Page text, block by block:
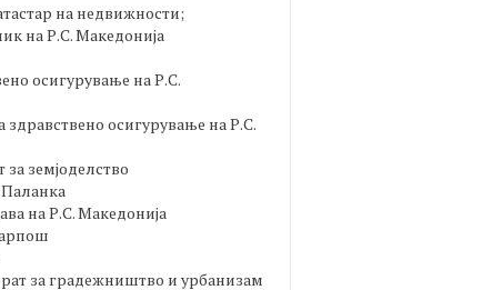
на недвижности;
на Р.С. Македонија
осигурување на Р.С.
осигурување на Р.С.
земјоделство
на Р.С. Македонија
за градежништво и урбанизам